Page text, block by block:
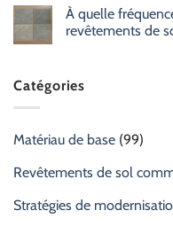
À quelle
revêtements de
Catégories
Matériau de base (99)
Revêtements de sol
Stratégies de